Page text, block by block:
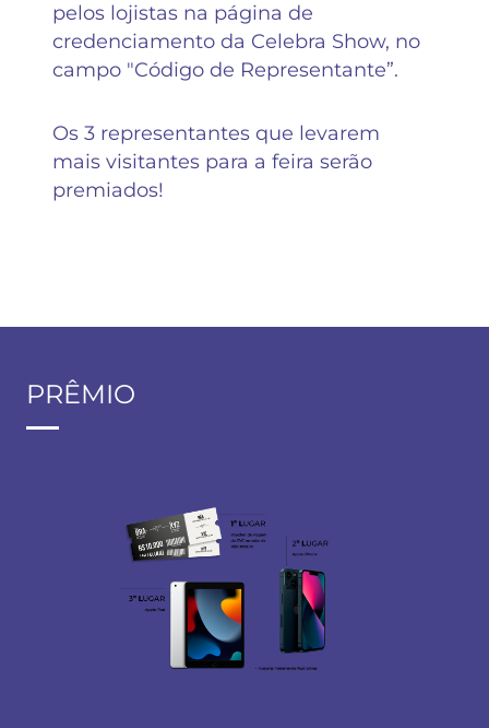
pelos lojistas na página de
credenciamento da Celebra Show, no
campo "Código de Representante”.
Os 3 representantes que levarem
mais visitantes para a feira serão
premiados!
PRÊMIO